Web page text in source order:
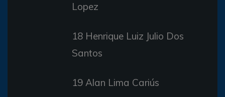
Lopez
18 Henrique Luiz Julio Dos
Santos
19 Alan Lima Cariús